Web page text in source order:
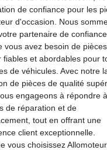
de confiance pour les
d'occasion. Nous
partenaire de confiance
vous avez besoin de
fiables et abordables pour
de véhicules. Avec notre
de pièces de qualité
engageons à répondre
de réparation et de
tout en offrant une
client exceptionnelle.
vous choisissez